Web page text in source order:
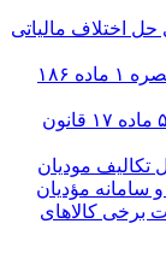
اختلاف مالیاتی
اصلاحیه ماده ۱ ضوابط اجرایی موضوع تبصره ۱ ماده ۱۸۶
اطلاع رسانی به اشخاص مشمول تبصره ۵ ماده ۱۷ قانون
تکالیف مودیان
سامانه مؤدیان
برخی کالاهای